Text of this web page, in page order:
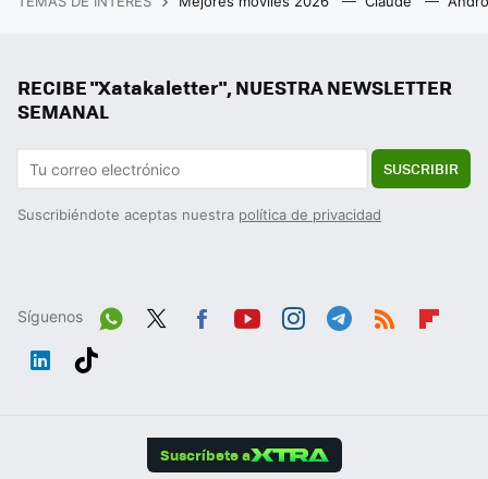
RECIBE "Xatakaletter", NUESTRA NEWSLETTER
SEMANAL
SUSCRIBIR
Suscribiéndote aceptas nuestra política de privacidad
Síguenos
Wh
Suscríbete a